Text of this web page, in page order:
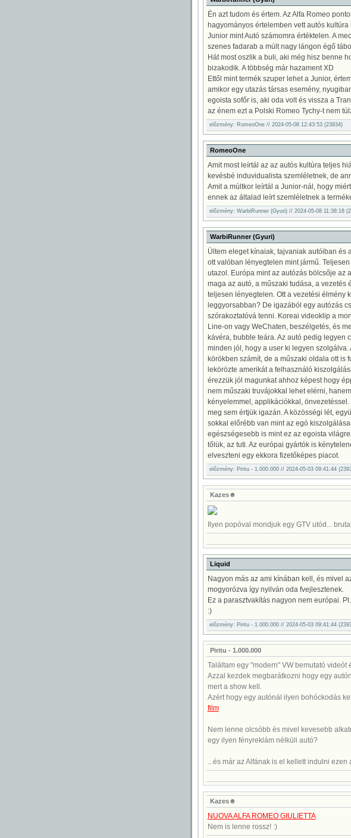
Én azt tudom és értem. Az Alfa Romeo
hagyományos értelemben vett autós
Junior mint Autó számomra értéktelen. A
szenes fadarab a múlt nagy lángon égő
Hát most oszlik a buli, aki még hisz benne
bizakodik. A többség már hazament XD
Ettől mint termék szuper lehet a Junior,
amikor egy utazás társas esemény,
egoista sofőr is, aki oda volt és vissza a
az énem ezt a Polski Romeo Tychy-t nem
előzmény: RomeoOne // 2024-05-08 12:43:53 (23934)
RomeoOne
Amit most leírtál az az autós kultúra teljes
kevésbé induvidualista szemléletnek, de
Amit a múltkor leírtál a Junior-nál, hogy
ennek az általad leírt szemléletnek a
előzmény: WarbiRunner (Gyuri) // 2024-05-08 11:38:18
WarbiRunner (Gyuri)
Ültem eleget kínaiak, tajvaniak autóiban és
ott valóban lényegtelen mint jármű.
utazol. Európa mint az autózás bölcsője az
maga az autó, a műszaki tudása, a vezetés
teljesen lényegtelen. Ott a vezetési élmény
leggyorsabban? De igazából egy autózás
szórakoztatóvá tenni. Koreai videoklip a
Line-on vagy WeChaten, beszélgetés, és
kávéra, bubble teára. Az autó pedig legyen
minden jól, hogy a user ki legyen
körökben számít, de a műszaki oldala ott is
lekörözte amerikát a felhasználó
érezzük jól magunkat ahhoz képest hogy
nem műszaki truvájokkal lehet elérni,
kényelemmel, applikációkkal,
meg sem értjük igazán. A közösségi lét,
sokkal előrébb van mint az egó
egészségesebb is mint ez az egoista
tőlük, az tuti. Az európai gyártók is
elveszteni egy ekkora fizetőképes piacot.
előzmény: Piritu - 1.000.000 // 2024-05-03 09:41:44
Kazes☻
Ilyen popóval mondjuk egy GTV utód...
Liquid
Nagyon más az ami kínában kell, és mivel
mogyorózva így nyilván oda fvejlesztenek.
Ez a parasztvakítás nagyon nem európai.
:)
előzmény: Piritu - 1.000.000 // 2024-05-03 09:41:44
Piritu - 1.000.000
Találtam egy "modern" VW bemutató videót
Azzal kezdek megbarátkozni hogy egy
mert a show kell.
Azért hogy egy autónál ilyen bohóckodás
film
Nem lenne olcsóbb és mivel kevesebb
egy ilyen fényreklám nélküli autó?
...és már az Alfának is el kellett indulni ezen
Kazes☻
NUOVA ALFA ROMEO GIULIETTA
Nem is lenne rossz! :)